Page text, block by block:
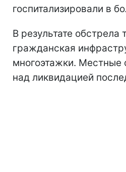
госпитализировали в
В результате
гражданская
многоэтажки.
над ликвидацией